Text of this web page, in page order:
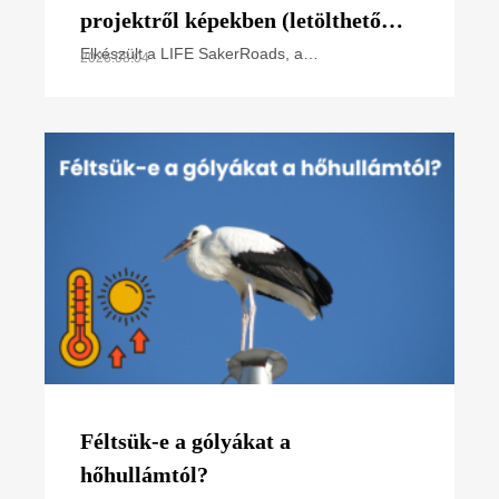
projektről képekben (letölthető
poszter)
Elkészült a LIFE SakerRoads, a
2026.08.04
Féltsük-e a gólyákat a
hőhullámtól?